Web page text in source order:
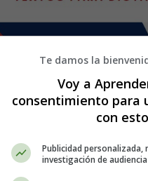
- Fichas
Te damos la
Voy a
consentimiento para
con
Publicidad personalizada,
investigación de